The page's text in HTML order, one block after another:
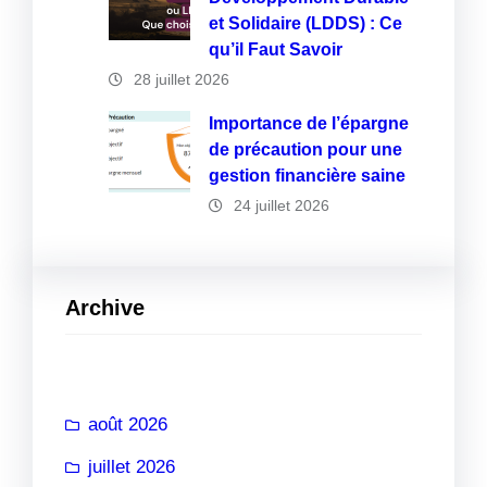
et Solidaire (LDDS) : Ce
qu’il Faut Savoir
28 juillet 2026
Importance de l’épargne
de précaution pour une
gestion financière saine
24 juillet 2026
Archive
août 2026
juillet 2026